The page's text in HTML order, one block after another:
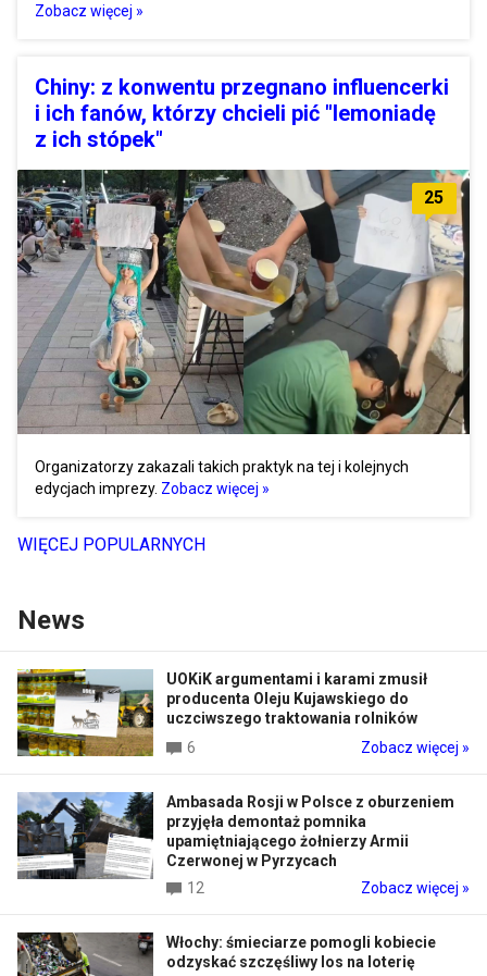
Zobacz więcej »
Chiny: z konwentu przegnano influencerki
i ich fanów, którzy chcieli pić "lemoniadę
z ich stópek"
25
Organizatorzy zakazali takich praktyk na tej i kolejnych
edycjach imprezy. Zobacz więcej »
WIĘCEJ POPULARNYCH
News
UOKiK argumentami i karami zmusił
producenta Oleju Kujawskiego do
uczciwszego traktowania rolników
6
Zobacz więcej »
Ambasada Rosji w Polsce z oburzeniem
przyjęła demontaż pomnika
upamiętniającego żołnierzy Armii
Czerwonej w Pyrzycach
12
Zobacz więcej »
Włochy: śmieciarze pomogli kobiecie
odzyskać szczęśliwy los na loterię